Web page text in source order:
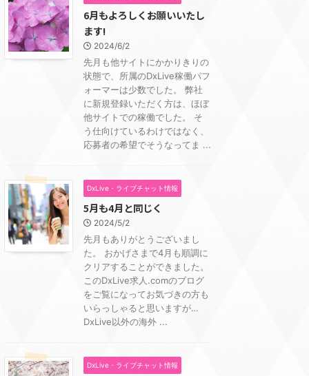
6月もよろしくお願いいたし
ます!
2024/6/2
先月も他サイトにかかりきりの
状態で、所属のDxLive稼働パフ
ォーマーは少数でした。 弊社
に新規登録いただく方は、ほぼ
他サイトでの稼働でした。 そ
う仕向けているわけではなく、
応募者の希望でそうなってま ...
DxLive・ライブチャット情報
5月も4月と同じく
2024/5/2
先月もありがとうございまし
た。 おかげさまで4月も順調に
クリアすることができました。
このDxLive求人.comのブログ
をご覧になってお気づきの方も
いらっしゃると思いますが…
DxLive以外の海外 ...
DxLive・ライブチャット情報